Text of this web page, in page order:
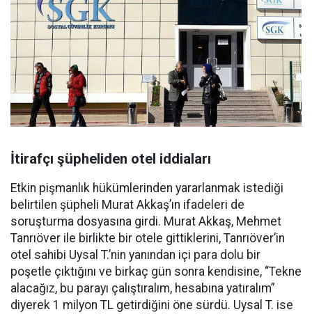
İtirafçı şüpheliden otel iddiaları
Etkin pişmanlık hükümlerinden yararlanmak istediği
belirtilen şüpheli Murat Akkaş’ın ifadeleri de
soruşturma dosyasına girdi. Murat Akkaş, Mehmet
Tanrıöver ile birlikte bir otele gittiklerini, Tanrıöver’in
otel sahibi Uysal T.’nin yanından içi para dolu bir
poşetle çıktığını ve birkaç gün sonra kendisine, “Tekne
alacağız, bu parayı çalıştıralım, hesabına yatıralım”
diyerek 1 milyon TL getirdiğini öne sürdü. Uysal T. ise